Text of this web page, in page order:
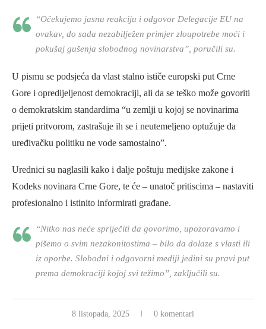
“Očekujemo jasnu reakciju i odgovor Delegacije EU na
ovakav, do sada nezabilježen primjer zloupotrebe moći i
pokušaj gušenja slobodnog novinarstva”, poručili su.
U pismu se podsjeća da vlast stalno ističe europski put Crne
Gore i opredijeljenost demokraciji, ali da se teško može govoriti
o demokratskim standardima “u zemlji u kojoj se novinarima
prijeti pritvorom, zastrašuje ih se i neutemeljeno optužuje da
uređivačku politiku ne vode samostalno”.
Urednici su naglasili kako i dalje poštuju medijske zakone i
Kodeks novinara Crne Gore, te će – unatoč pritiscima – nastaviti
profesionalno i istinito informirati građane.
“Nitko nas neće spriječiti da govorimo, upozoravamo i
pišemo o svim nezakonitostima – bilo da dolaze s vlasti ili
iz oporbe. Slobodni i odgovorni mediji jedini su pravi put
prema demokraciji kojoj svi težimo”, zaključili su.
8 listopada, 2025 0 komentari